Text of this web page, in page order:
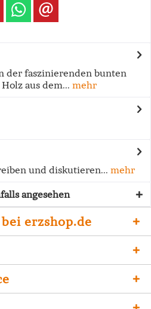
der faszinierenden bunten
aus dem... mehr
und diskutieren... mehr
angesehen
erzshop.de